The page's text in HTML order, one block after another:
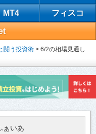
MT4 フィスコ
闘う投資術 > 6/2の相場見通し
ぁいあ